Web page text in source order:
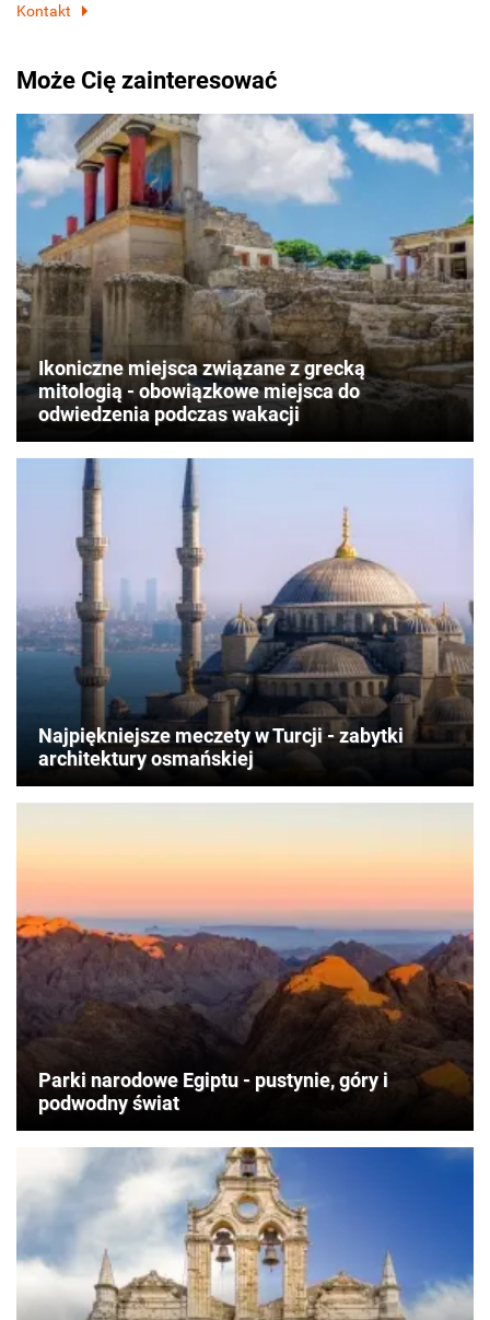
Kontakt
Może Cię zainteresować
Ikoniczne miejsca związane z grecką
mitologią - obowiązkowe miejsca do
odwiedzenia podczas wakacji
Najpiękniejsze meczety w Turcji - zabytki
architektury osmańskiej
Parki narodowe Egiptu - pustynie, góry i
podwodny świat